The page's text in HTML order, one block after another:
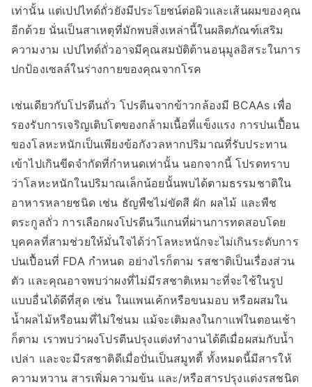
เท่านั้น แต่เปปไทด์ถั่วยังมีประโยชน์ต่อผิวและเส้นผมของคุณ
อีกด้วย นั่นเป็นสาเหตุที่มักพบสิ่งเหล่านี้ในผลิตภัณฑ์เสริม
ความงาม เปปไทด์ถั่วอาจมีคุณสมบัติต้านอนุมูลอิสระในการ
ปกป้องเซลล์ในร่างกายของคุณจากโรค
เช่นเดียวกับโปรตีนถั่ว โปรตีนจากข้าวกล้องมี BCAAs เพื่อ
รองรับการเจริญเติบโตของกล้ามเนื้อที่แข็งแรง การปนเปื้อน
ของโลหะหนักเป็นเพียงข้อกังวลหากปริมาณที่รับประทาน
เข้าไปเกินขีดจำกัดที่กำหนดเท่านั้น นอกจากนี้ โปรดทราบ
ว่าโลหะหนักในปริมาณเล็กน้อยนั้นพบได้ตามธรรมชาติใน
อาหารหลายชนิด เช่น ธัญพืชไม่ขัดสี ผัก ผลไม้ และพืช
ตระกูลถั่ว การเลือกผงโปรตีนวีแกนที่ผ่านการทดสอบโดย
บุคคลที่สามช่วยให้มั่นใจได้ว่าโลหะหนักจะไม่เกินระดับการ
ปนเปื้อนที่ FDA กำหนด อย่างไรก็ตาม รสชาติเป็นเรื่องส่วน
ตัว และคุณอาจพบว่าผงที่ไม่มีรสชาติเหมาะที่จะใช้ในรูป
แบบอื่นได้ดีที่สุด เช่น ในแพนเค้กหรือขนมอบ หรือผสมใน
น้ำผลไม้หรือนมที่ไม่ใช่นม แม้จะเติมลงในกาแฟในตอนเช้า
ก็ตาม เราพบว่าผงโปรตีนปรุงแต่งทำงานได้ดีเมื่อผสมกับน้ำ
เปล่า และจะมีรสชาติดีเมื่อปั่นเป็นสมูทตี้ ทั้งหมดนี้มีสารให้
ความหวาน สารเพิ่มความข้น และ/หรือสารปรุงแต่งรสชนิด